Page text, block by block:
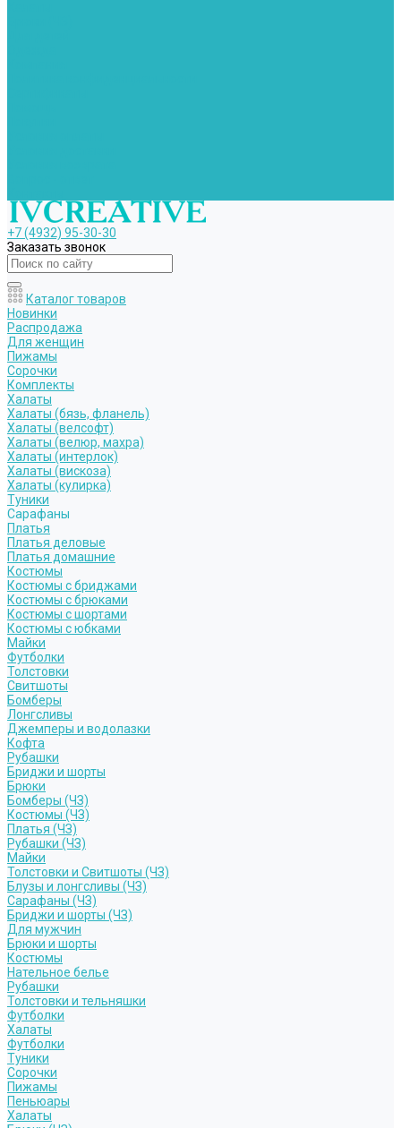
+7 (4932) 95-30-30
Заказать звонок
Каталог товаров
Новинки
Распродажа
Для женщин
Пижамы
Сорочки
Комплекты
Халаты
Халаты (бязь, фланель)
Халаты (велсофт)
Халаты (велюр, махра)
Халаты (интерлок)
Халаты (вискоза)
Халаты (кулирка)
Туники
Сарафаны
Платья
Платья деловые
Платья домашние
Костюмы
Костюмы с бриджами
Костюмы с брюками
Костюмы с шортами
Костюмы с юбками
Майки
Футболки
Толстовки
Свитшоты
Бомберы
Лонгсливы
Джемперы и водолазки
Кофта
Рубашки
Бриджи и шорты
Брюки
Бомберы (ЧЗ)
Костюмы (ЧЗ)
Платья (ЧЗ)
Рубашки (ЧЗ)
Майки
Толстовки и Свитшоты (ЧЗ)
Блузы и лонгсливы (ЧЗ)
Сарафаны (ЧЗ)
Бриджи и шорты (ЧЗ)
Для мужчин
Брюки и шорты
Костюмы
Нательное белье
Рубашки
Толстовки и тельняшки
Футболки
Халаты
Футболки
Туники
Сорочки
Пижамы
Пеньюары
Халаты